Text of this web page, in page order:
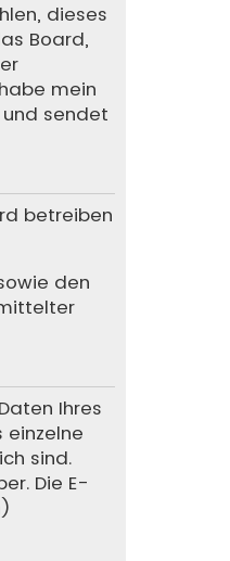
dieses
Board,
mein
sendet
betreiben
den
Ihres
einzelne
sind.
Die E-